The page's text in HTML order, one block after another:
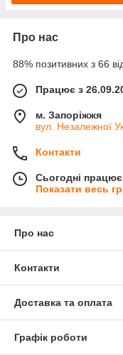
Про нас
88% позитивних з 66
Працює з
м. Запоріжжя
вул. Незалежної
Контакти
Сьогодні
Показати весь
Про нас
Контакти
Доставка та оплата
Графік роботи